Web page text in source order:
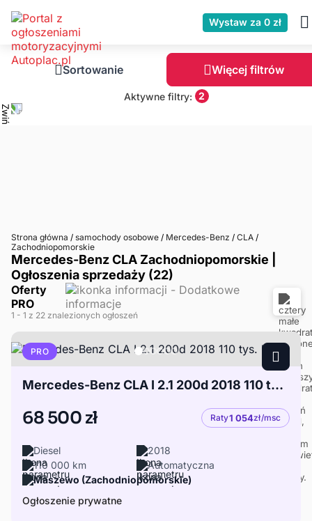
Wystaw za 0 zł
Sortowanie Więcej filtrów
Aktywne filtry: 2
Strona główna / samochody osobowe / Mercedes-Benz / CLA /
Zachodniopomorskie
Mercedes-Benz CLA Zachodniopomorskie |
Ogłoszenia sprzedaży (22)
Oferty
PRO
1 - 1 z 22 znalezionych ogłoszeń
PRO
Mercedes-Benz CLA I 2.1 200d 2018 110 tys. km
68 500 zł Raty1 054zł/msc
Diesel
2018
110 000 km
Automatyczna
Maszewo (Zachodniopomorskie)
Ogłoszenie prywatne